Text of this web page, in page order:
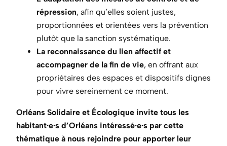
répression, afin qu’elles soient justes,
proportionnées et orientées vers la prévention
plutôt que la sanction systématique.
La reconnaissance du lien affectif et
accompagner de la fin de vie, en offrant aux
propriétaires des espaces et dispositifs dignes
pour vivre sereinement ce moment.
Orléans Solidaire et Écologique invite tous les
habitant·e·s d’Orléans intéressé·e·s par cette
thématique à nous rejoindre pour apporter leur